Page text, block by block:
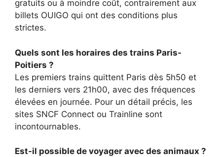
gratuits ou à moindre coût, contrairement aux
billets OUIGO qui ont des conditions plus
strictes.
Quels sont les horaires des trains Paris-
Poitiers ?
Les premiers trains quittent Paris dès 5h50 et
les derniers vers 21h00, avec des fréquences
élevées en journée. Pour un détail précis, les
sites SNCF Connect ou Trainline sont
incontournables.
Est-il possible de voyager avec des animaux ?